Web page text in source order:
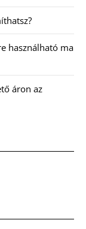
használható ma
áron az